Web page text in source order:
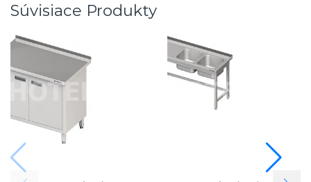
Súvisiace Produkty